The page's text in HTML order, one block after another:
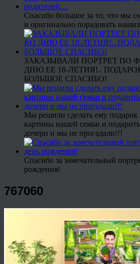
Спасибо большое за то, что мы
и оригинально порадовать
ЗАКАЗЫВАЛИ ПОРТРЕТ ПО
ДНЮ ЕЕ 18-ЛЕТИЯ!..
БОЛЬШОЕ СПАСИБО!
Мы решили сделать ему подарок
картины нашей семьи и
дочери и мы не прогадали!!!
Спасибо за замечательный
рождения!
767060